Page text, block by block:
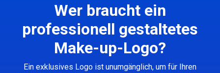
Wer braucht ein
professionell gestaltetes
Make-up-Logo?
Ein exklusives Logo ist unumgänglich, um für Ihren